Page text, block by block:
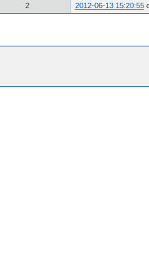
2 2012-06-13 15:20:55